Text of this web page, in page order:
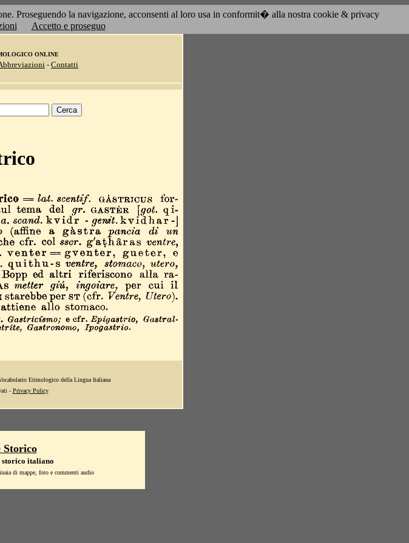
Proseguendo la navigazione, acconsenti al loro usa in conformit� alla nostra cookie & privacy
Accetto e proseguo
ONLINE
- Contatti
Etimologico della Lingua Italiana
- Privacy Policy
Storico
italiano
di mappe, foto e commenti audio